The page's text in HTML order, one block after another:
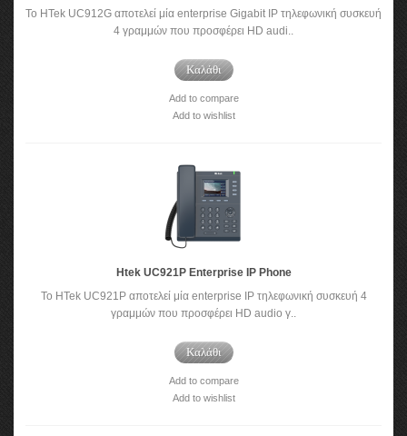
To HTek UC912G αποτελεί μία enterprise Gigabit IP τηλεφωνική συσκευή
4 γραμμών που προσφέρει HD audi..
Καλάθι
Add to compare
Add to wishlist
Htek UC921P Enterprise IP Phone
To HTek UC921P αποτελεί μία enterprise IP τηλεφωνική συσκευή 4
γραμμών που προσφέρει HD audio γ..
Καλάθι
Add to compare
Add to wishlist